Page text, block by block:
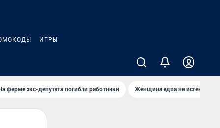
ИГРЫ
ферме экс-депутата погибли работники Женщина едва не истекла